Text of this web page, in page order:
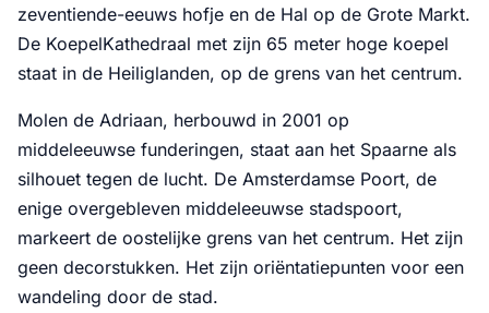
zeventiende-eeuws hofje en de Hal op de Grote Markt.
De KoepelKathedraal met zijn 65 meter hoge koepel
staat in de Heiliglanden, op de grens van het centrum.
Molen de Adriaan, herbouwd in 2001 op
middeleeuwse funderingen, staat aan het Spaarne als
silhouet tegen de lucht. De Amsterdamse Poort, de
enige overgebleven middeleeuwse stadspoort,
markeert de oostelijke grens van het centrum. Het zijn
geen decorstukken. Het zijn oriëntatiepunten voor een
wandeling door de stad.